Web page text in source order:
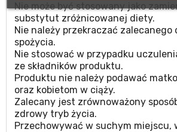
Nie może być stosowany jako
substytut zróżnicowanej diety.
Nie należy przekraczać zalecanego
spożycia.
Nie stosować w przypadku
ze składników produktu.
Produktu nie należy podawać
oraz kobietom w ciąży.
Zalecany jest zrównoważony
zdrowy tryb życia.
Przechowywać w suchym miejscu,